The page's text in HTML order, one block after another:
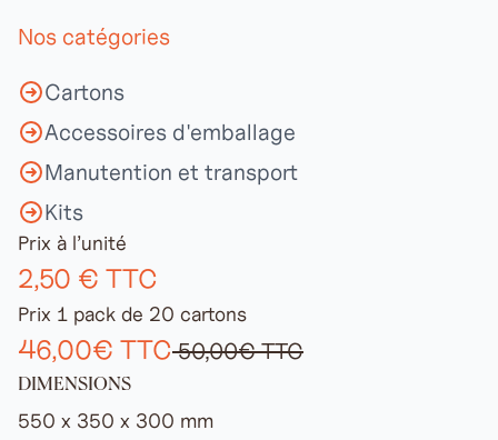
Nos catégories
Cartons
Accessoires d'emballage
Manutention et transport
Kits
Prix à l’unité
2,50 € TTC
Prix 1 pack de 20 cartons
46,00€ TTC 50,00€ TTC
DIMENSIONS
550 x 350 x 300 mm